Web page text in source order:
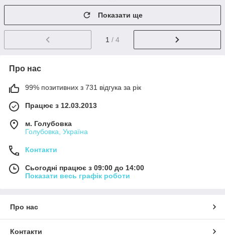
Показати ще
1 / 4
Про нас
99% позитивних з 731 відгука за рік
Працює з 12.03.2013
м. Голубовка
Голубовка, Україна
Контакти
Сьогодні працює з 09:00 до 14:00
Показати весь графік роботи
Про нас
Контакти